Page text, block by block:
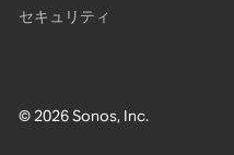
© 2026 Sonos, Inc.
セキュリティ